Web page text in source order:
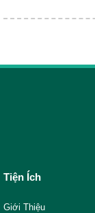
Tiện Ích
Giới Thiệu